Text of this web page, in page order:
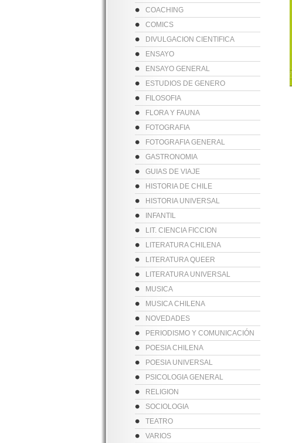
COACHING
COMICS
DIVULGACION CIENTIFICA
ENSAYO
ENSAYO GENERAL
ESTUDIOS DE GENERO
FILOSOFIA
FLORA Y FAUNA
FOTOGRAFIA
FOTOGRAFIA GENERAL
GASTRONOMIA
GUIAS DE VIAJE
HISTORIA DE CHILE
HISTORIA UNIVERSAL
INFANTIL
LIT. CIENCIA FICCION
LITERATURA CHILENA
LITERATURA QUEER
LITERATURA UNIVERSAL
MUSICA
MUSICA CHILENA
NOVEDADES
PERIODISMO Y COMUNICACIÓN
POESIA CHILENA
POESIA UNIVERSAL
PSICOLOGIA GENERAL
RELIGION
SOCIOLOGIA
TEATRO
VARIOS